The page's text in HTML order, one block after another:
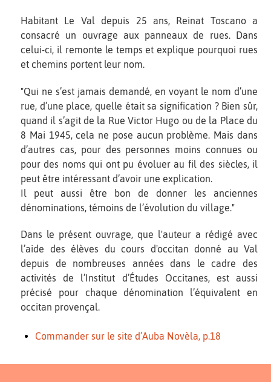
Habitant Le Val depuis 25 ans, Reinat Toscano a
consacré un ouvrage aux panneaux de rues. Dans
celui-ci, il remonte le temps et explique pourquoi rues
et chemins portent leur nom.
"Qui ne s’est jamais demandé, en voyant le nom d’une
rue, d’une place, quelle était sa signification ? Bien sûr,
quand il s’agit de la Rue Victor Hugo ou de la Place du
8 Mai 1945, cela ne pose aucun problème. Mais dans
d’autres cas, pour des personnes moins connues ou
pour des noms qui ont pu évoluer au fil des siècles, il
peut être intéressant d’avoir une explication.
Il peut aussi être bon de donner les anciennes
dénominations, témoins de l’évolution du village."
Dans le présent ouvrage, que l'auteur a rédigé avec
l’aide des élèves du cours d'occitan donné au Val
depuis de nombreuses années dans le cadre des
activités de l’Institut d’Études Occitanes, est aussi
précisé pour chaque dénomination l’équivalent en
occitan provençal.
Commander sur le site d’Auba Novèla, p.18